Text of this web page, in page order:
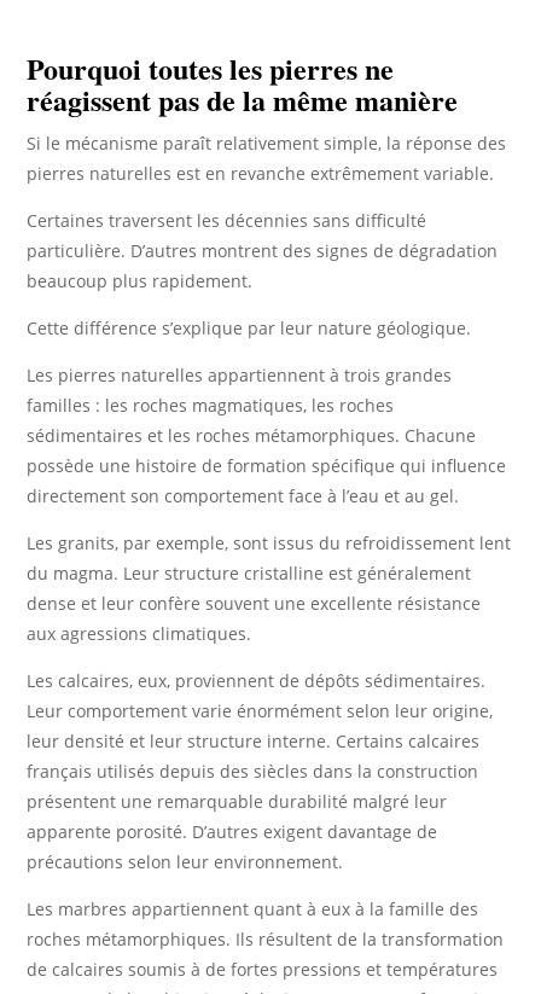
Pourquoi toutes les pierres ne
réagissent pas de la même manière
Si le mécanisme paraît relativement simple, la réponse des
pierres naturelles est en revanche extrêmement variable.
Certaines traversent les décennies sans difficulté
particulière. D’autres montrent des signes de dégradation
beaucoup plus rapidement.
Cette différence s’explique par leur nature géologique.
Les pierres naturelles appartiennent à trois grandes
familles : les roches magmatiques, les roches
sédimentaires et les roches métamorphiques. Chacune
possède une histoire de formation spécifique qui influence
directement son comportement face à l’eau et au gel.
Les granits, par exemple, sont issus du refroidissement lent
du magma. Leur structure cristalline est généralement
dense et leur confère souvent une excellente résistance
aux agressions climatiques.
Les calcaires, eux, proviennent de dépôts sédimentaires.
Leur comportement varie énormément selon leur origine,
leur densité et leur structure interne. Certains calcaires
français utilisés depuis des siècles dans la construction
présentent une remarquable durabilité malgré leur
apparente porosité. D’autres exigent davantage de
précautions selon leur environnement.
Les marbres appartiennent quant à eux à la famille des
roches métamorphiques. Ils résultent de la transformation
de calcaires soumis à de fortes pressions et températures